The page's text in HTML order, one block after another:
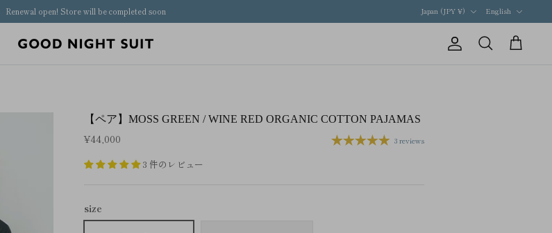
Renewal open! Store will be completed soon Japan (JPY ¥) English
Account
Search Cart
【ペア】MOSS GREEN / WINE RED ORGANIC COTTON PAJAMAS
¥44,000 3 reviews
3 件のレビュー
size